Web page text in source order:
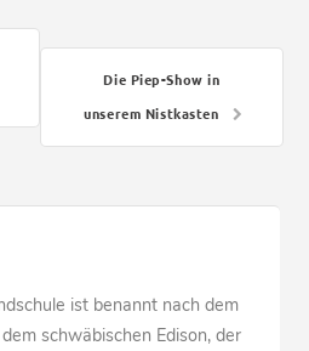
Die Piep-Show in
unserem Nistkasten
ist benannt nach dem
schwäbischen Edison, der